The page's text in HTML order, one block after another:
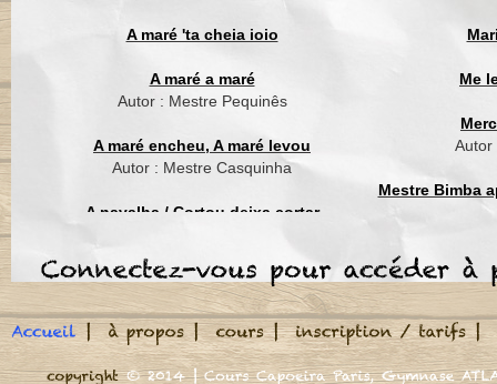
A maré 'ta cheia ioio
A maré a maré
Autor : Mestre Pequinês
A maré encheu, A maré levou
Autor : Mestre Casquinha
A navalha / Cortou deixa cortar
A roda jà começou
A volta do mundo, é como a maré
Me
Autor
Mestre Bimba
Meu
Oh Dende, dende
O Totonho de maré
A onda balança o
Como o Totonho
Dende de mare
Puxa puxa leva leva
Puxa rede do mar
Se fo um bom
O peixe não vai faltar,
Dende de mare